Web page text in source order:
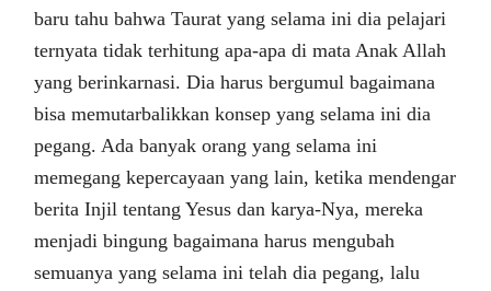
baru tahu bahwa Taurat yang selama ini dia pelajari
ternyata tidak terhitung apa-apa di mata Anak Allah
yang berinkarnasi. Dia harus bergumul bagaimana
bisa memutarbalikkan konsep yang selama ini dia
pegang. Ada banyak orang yang selama ini
memegang kepercayaan yang lain, ketika mendengar
berita Injil tentang Yesus dan karya-Nya, mereka
menjadi bingung bagaimana harus mengubah
semuanya yang selama ini telah dia pegang, lalu